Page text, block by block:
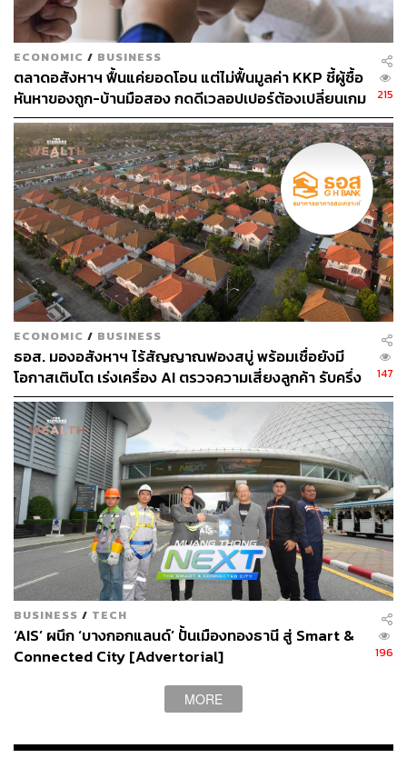
ECONOMIC / BUSINESS
ตลาดอสังหาฯ ฟื้นแค่ยอดโอน แต่ไม่ฟื้นมูลค่า KKP ชี้ผู้ซื้อ
หันหาของถูก-บ้านมือสอง กดดีเวลอปเปอร์ต้องเปลี่ยนเกม
215
ECONOMIC / BUSINESS
ธอส. มองอสังหาฯ ไร้สัญญาณฟองสบู่ พร้อมเชื่อยังมี
โอกาสเติบโต เร่งเครื่อง AI ตรวจความเสี่ยงลูกค้า รับครึ่ง
ปีหลัง ยกระดับจับธุรกรรมต้องสงสัย-ปล่อยกู้เฉพาะ
บุคคล
147
BUSINESS / TECH
‘AIS’ ผนึก ‘บางกอกแลนด์’ ปั้นเมืองทองธานี สู่ Smart &
Connected City [Advertorial]
196
MORE